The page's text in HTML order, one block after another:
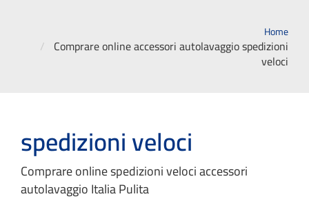
Home
Comprare online accessori autolavaggio spedizioni
veloci
spedizioni veloci
Comprare online spedizioni veloci accessori
autolavaggio Italia Pulita